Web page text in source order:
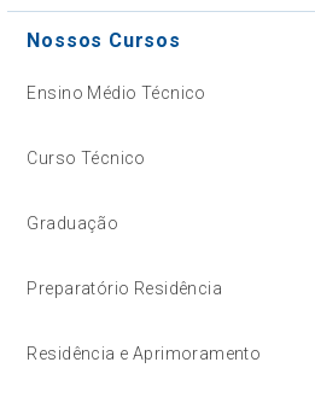
Nossos Cursos
Ensino Médio Técnico
Curso Técnico
Graduação
Preparatório Residência
Residência e Aprimoramento